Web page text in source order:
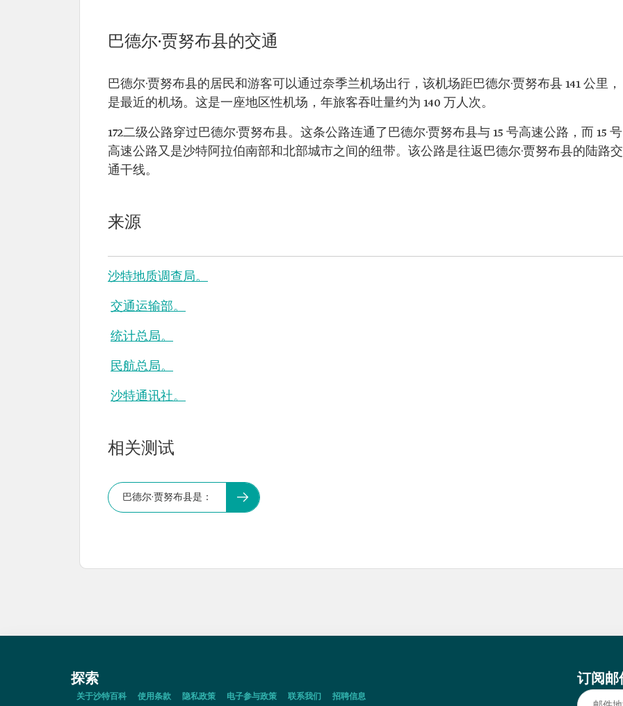
巴德尔·贾努布县的交通
巴德尔·贾努布县的居民和游客可以通过奈季兰机场出行，该机场距巴德尔·贾努布县 141 公里，
是最近的机场。这是一座地区性机场，年旅客吞吐量约为 140 万人次。
172二级公路穿过巴德尔·贾努布县。这条公路连通了巴德尔·贾努布县与 15 号高速公路，而 15 号
高速公路又是沙特阿拉伯南部和北部城市之间的纽带。该公路是往返巴德尔·贾努布县的陆路交
通干线。
来源
沙特地质调查局。
交通运输部。
统计总局。
民航总局。
沙特通讯社。
相关测试
巴德尔·贾努布县是：
探索
关于沙特百科 使用条款 隐私政策 电子参与政策 联系我们 招聘信息
订阅邮